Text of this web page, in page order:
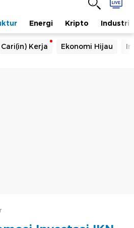
Energi Kripto Industri
Cari(in) Kerja Ekonomi Hijau